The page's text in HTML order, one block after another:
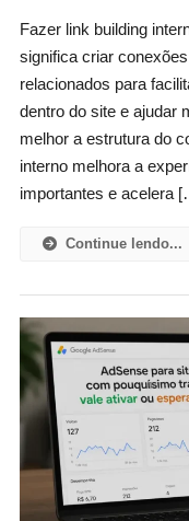
Fazer link building
significa criar
relacionados para
dentro do site e ajudar
melhor a estrutura do
interno melhora a
importantes e acelera
Continue lendo...